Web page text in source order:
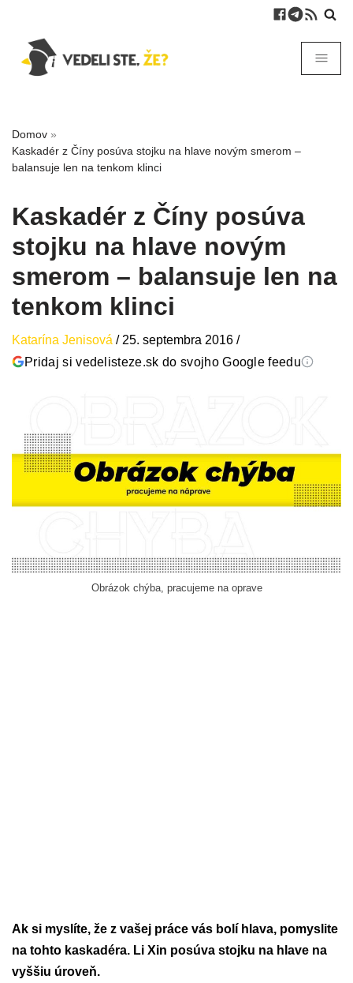
Domov »
Kaskadér z Číny posúva stojku na hlave novým smerom –
balansuje len na tenkom klinci
Kaskadér z Číny posúva
stojku na hlave novým
smerom – balansuje len na
tenkom klinci
Katarína Jenisová / 25. septembra 2016 /
Pridaj si vedelisteze.sk do svojho Google feedu
Obrázok chýba, pracujeme na oprave
Ak si myslíte, že z vašej práce vás bolí hlava, pomyslite
na tohto kaskadéra. Li Xin posúva stojku na hlave na
vyššiu úroveň.